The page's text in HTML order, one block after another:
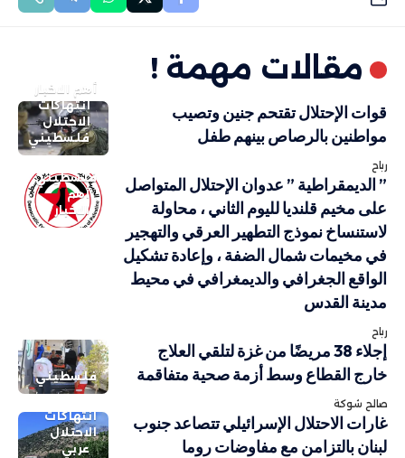
مقالات مهمة !
أهم الاخبار
انتهاكات
الاحتلال
فلسطيني
قوات الإحتلال تقتحم جنين وتصيب
مواطنين بالرصاص بينهم طفل
رباح
فلسطيني
أهم
الاخبار
” الديمقراطية ” عدوان الإحتلال المتواصل
على مخيم قلنديا لليوم الثاني ، محاولة
لاستنساخ نموذج التطهير العرقي والتهجير
في مخيمات شمال الضفة ، وإعادة تشكيل
الواقع الجغرافي والديمغرافي في محيط
مدينة القدس
رباح
فلسطيني
إجلاء 38 مريضًا من غزة لتلقي العلاج
خارج القطاع وسط أزمة صحية متفاقمة
صالح شوكة
انتهاكات
الاحتلال
عربي
غارات الاحتلال الإسرائيلي تتصاعد جنوب
لبنان بالتزامن مع مفاوضات روما